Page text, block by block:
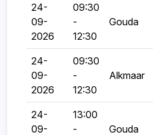
24-
09-
2026
09:30
-
12:30
Gouda
24-
09-
2026
09:30
-
12:30
Alkmaar
24-
09-
13:00
-
Gouda